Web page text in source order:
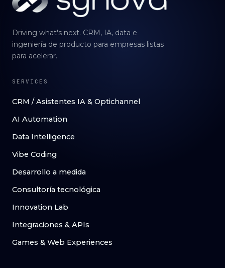
Driving what's next. CRM, IA, data e
ingeniería de producto para empresas listas
para acelerar.
SERVICES
CRM / Asistentes IA & Optichannel
AI Automation
Data Intelligence
Vibe Coding
Desarrollo a medida
Consultoría tecnológica
Innovation Lab
Integraciones & APIs
Games & Web Experiences